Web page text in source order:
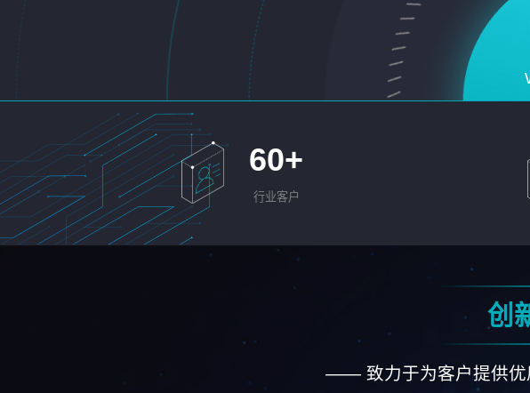
60+
行业客户
创
—— 致力于为客户提供优